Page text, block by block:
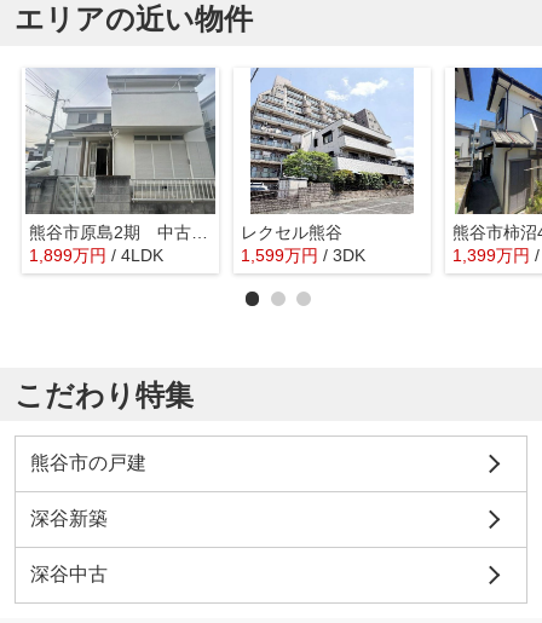
エリアの近い物件
熊谷市原島2期 中古戸建
1,899万円 / 4LDK
レクセル熊谷
1,599万円 / 3DK 1,399万円
こだわり特集
熊谷市の戸建
深谷新築
深谷中古